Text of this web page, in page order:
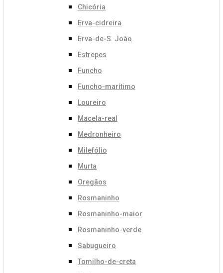
Chicória
Erva-cidreira
Erva-de-S. João
Estrepes
Funcho
Funcho-marítimo
Loureiro
Macela-real
Medronheiro
Milefólio
Murta
Oregãos
Rosmaninho
Rosmaninho-maior
Rosmaninho-verde
Sabugueiro
Tomilho-de-creta